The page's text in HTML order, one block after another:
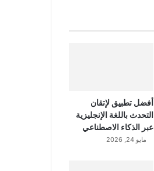
أفضل تطبيق لإتقان
التحدث باللغة الإنجليزية
عبر الذكاء الاصطناعي
مايو 24, 2026